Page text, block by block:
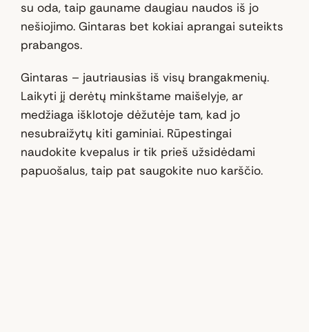
su oda, taip gauname daugiau naudos iš jo
nešiojimo. Gintaras bet kokiai aprangai suteikts
prabangos.
Gintaras – jautriausias iš visų brangakmenių.
Laikyti jį derėtų minkštame maišelyje, ar
medžiaga išklotoje dėžutėje tam, kad jo
nesubraižytų kiti gaminiai. Rūpestingai
naudokite kvepalus ir tik prieš užsidėdami
papuošalus, taip pat saugokite nuo karščio.